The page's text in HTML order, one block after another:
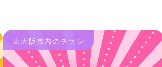
東大阪市内のチラシ